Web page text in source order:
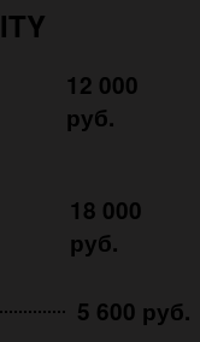
12 000
руб.
18 000
руб.
5 600 руб.